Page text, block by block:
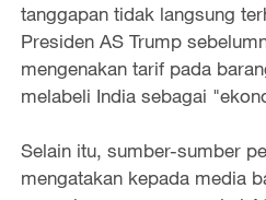
tanggapan tidak langsung
Presiden AS Trump
mengenakan tarif pada
melabeli India sebagai
Selain itu, sumber-sumber
mengatakan kepada media